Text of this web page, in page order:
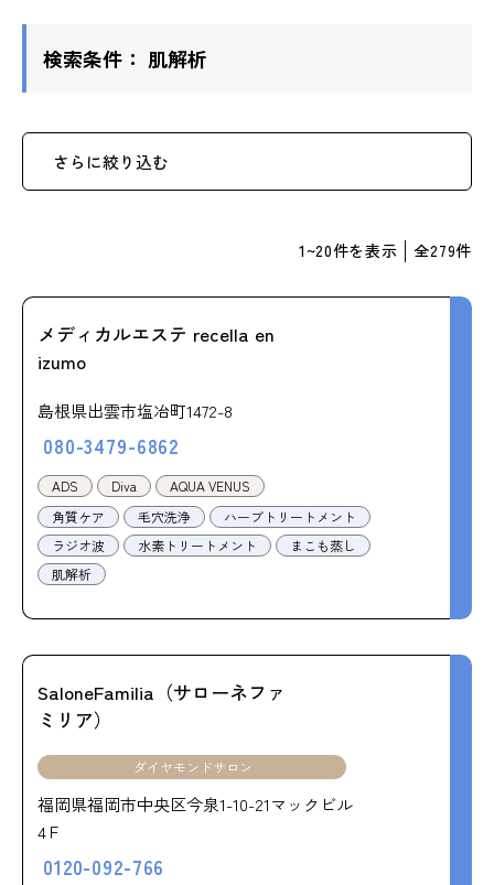
検索条件： 肌解析
さらに絞り込む
1 ~20件を表示 全279件
メディカルエステ recella en
izumo
島根県出雲市塩冶町1472-8
080-3479-6862
ADS Diva
AQUA VENUS
角質ケア
毛穴洗浄
ハーブトリートメント
ラジオ波
水素トリートメント
まこも蒸し
肌解析
SaloneFamilia（サローネファ
ミリア）
ダイヤモンドサロン
福岡県福岡市中央区今泉1-10-21マックビル
4Ｆ
0120-092-766